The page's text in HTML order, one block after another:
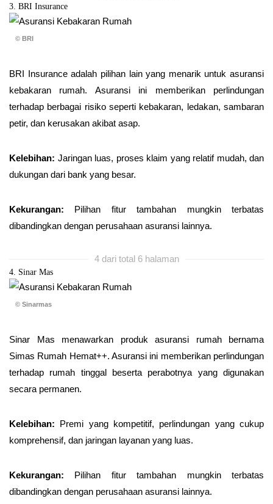
3. BRI Insurance
© BRI
BRI Insurance adalah pilihan lain yang menarik untuk asuransi
kebakaran rumah. Asuransi ini memberikan perlindungan
terhadap berbagai risiko seperti kebakaran, ledakan, sambaran
petir, dan kerusakan akibat asap.
Kelebihan: Jaringan luas, proses klaim yang relatif mudah, dan
dukungan dari bank yang besar.
Kekurangan: Pilihan fitur tambahan mungkin terbatas
dibandingkan dengan perusahaan asuransi lainnya.
4 dari total 6 halaman
4. Sinar Mas
© Sinarmas
Sinar Mas menawarkan produk asuransi rumah bernama
Simas Rumah Hemat++. Asuransi ini memberikan perlindungan
terhadap rumah tinggal beserta perabotnya yang digunakan
secara permanen.
Kelebihan: Premi yang kompetitif, perlindungan yang cukup
komprehensif, dan jaringan layanan yang luas.
Kekurangan: Pilihan fitur tambahan mungkin terbatas
dibandingkan dengan perusahaan asuransi lainnya.